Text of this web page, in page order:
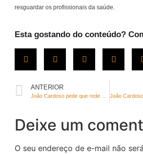
resguardar os profissionais da saúde.
Esta gostando do conteúdo?
ANTERIOR
Deixe um
O seu endereço de e-mail não